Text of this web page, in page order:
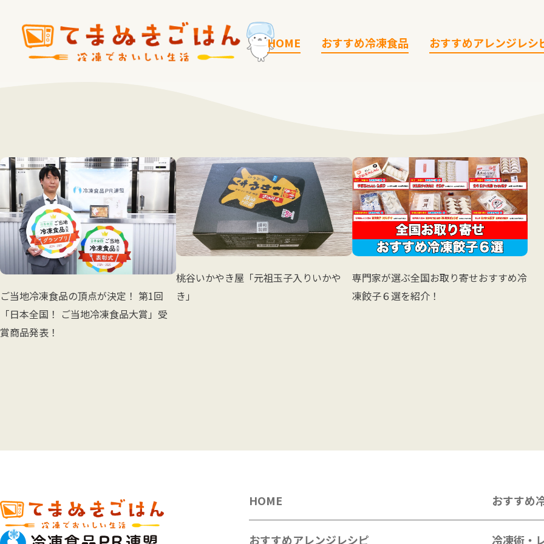
HOME おすすめ冷凍食品 おすすめアレンジレシ
ご当地冷凍食品の頂点が決定！ 第1回
「日本全国！ ご当地冷凍食品大賞」受
賞商品発表！
桃谷いかやき屋「元祖玉子入りいかや
き」
専門家が選ぶ全国お取り寄せおすすめ冷
凍餃子６選を紹介！
HOME おすすめ
おすすめアレンジレシピ 冷凍術・